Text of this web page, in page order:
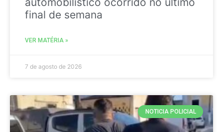
final de semana
VER MATÉRIA »
7 de agosto de 2026
NOTICIA POLICIAL